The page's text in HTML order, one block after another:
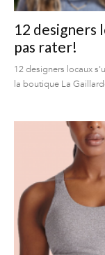
12 designers
pas rater!
12 designers locaux
la boutique La